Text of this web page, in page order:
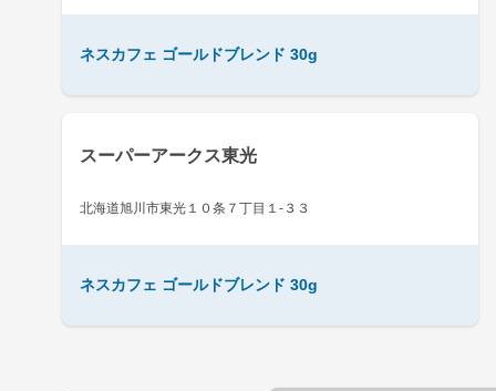
ネスカフェ ゴールドブレンド 30g
スーパーアークス東光
北海道旭川市東光１０条７丁目１-３３
ネスカフェ ゴールドブレンド 30g